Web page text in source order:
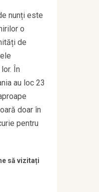
nunți este
o
de
În
au loc 23
doar în
pentru
să vizitați